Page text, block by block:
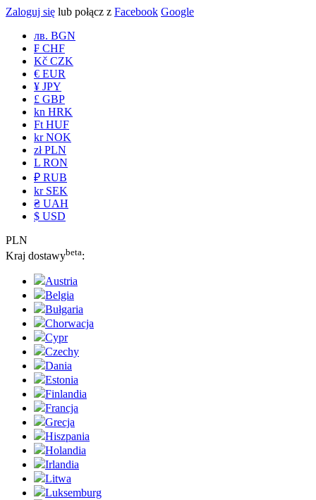
Zaloguj się lub połącz z Facebook Google
лв. BGN
₣ CHF
Kč CZK
€ EUR
¥ JPY
£ GBP
kn HRK
Ft HUF
kr NOK
zł PLN
L RON
₽ RUB
kr SEK
₴ UAH
$ USD
PLN
Kraj dostawybeta:
Austria
Belgia
Bułgaria
Chorwacja
Cypr
Czechy
Dania
Estonia
Finlandia
Francja
Grecja
Hiszpania
Holandia
Irlandia
Litwa
Luksemburg